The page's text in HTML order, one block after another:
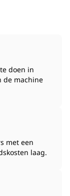
doen in
de machine
met een
laag.